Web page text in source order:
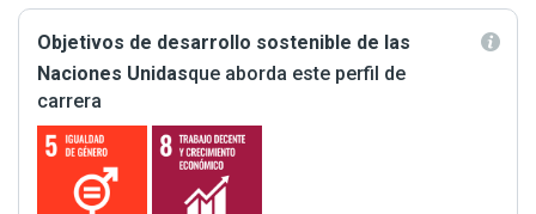
Objetivos de desarrollo sostenible de las
Naciones Unidasque aborda este perfil de
carrera